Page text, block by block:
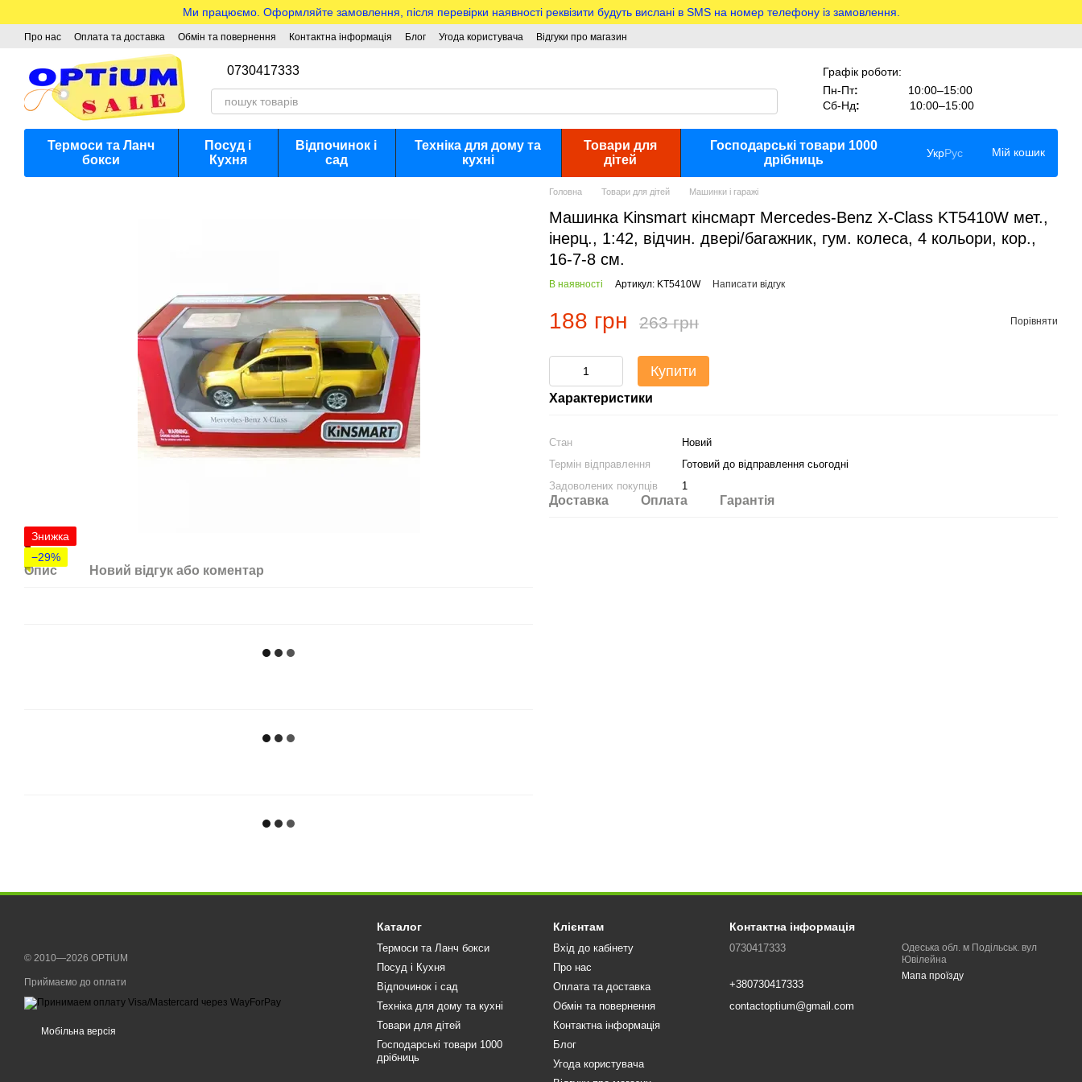
Ми працюємо. Оформляйте замовлення, після перевірки наявності реквізити будуть вислані в SMS на номер телефону із замовлення.
Про нас Оплата та доставка Обмін та повернення Контактна інформація Блог Угода користувача Відгуки про магазин
0730417333
Графік роботи:
Пн-Пт:
10:00–15:00
Сб-Нд: 10:00–15:00
Термоси та Ланч
бокси
Посуд і
Кухня
Відпочинок і
сад
Техніка для дому та
кухні
Товари для
дітей
Господарські товари 1000
дрібниць
УкрРус Мій кошик
Знижка
−29%
Опис Новий відгук або коментар
Головна Товари для дітей Машинки і гаражі
Машинка Kinsmart кінсмарт Mercedes-Benz X-Class KT5410W мет.,
інерц., 1:42, відчин. двері/багажник, гум. колеса, 4 кольори, кор.,
16-7-8 см.
В наявності Артикул: KT5410W Написати відгук
188 грн 263 грн Порівняти
Купити
Характеристики
Стан
Новий
Термін відправлення
Готовий до відправлення сьогодні
Задоволених покупців
1
Доставка Оплата Гарантія
© 2010—2026 OPTiUM
Приймаємо до оплати
Мобільна версія
Каталог
Термоси та Ланч бокси
Посуд і Кухня
Відпочинок і сад
Техніка для дому та кухні
Товари для дітей
Господарські товари 1000
дрібниць
Клієнтам
Вхід до кабінету
Про нас
Оплата та доставка
Обмін та повернення
Контактна інформація
Блог
Угода користувача
Контактна інформація
0730417333
+380730417333
contactoptium@gmail.com
Одеська обл. м Подільськ. вул
Ювілейна
Мапа проїзду